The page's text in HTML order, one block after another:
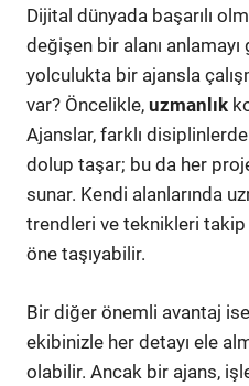
Dijital dünyada başarılı
değişen bir alanı
yolculukta bir ajansla
var? Öncelikle, uzmanlık
Ajanslar, farklı
dolup taşar; bu da her
sunar. Kendi alanlarında
trendleri ve teknikleri takip
öne taşıyabilir.
Bir diğer önemli avantaj ise
ekibinizle her detayı ele
olabilir. Ancak bir ajans,